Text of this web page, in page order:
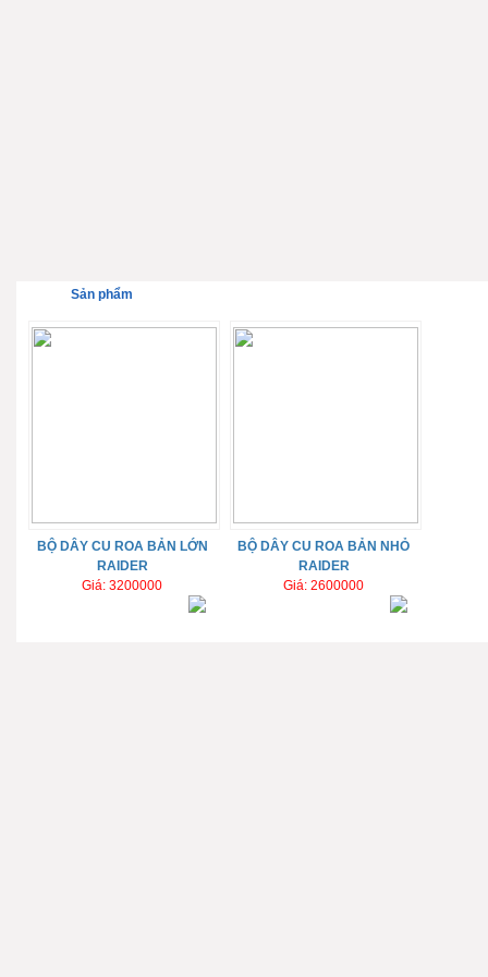
Sản phẩm
BỘ DÂY CU ROA BẢN LỚN
RAIDER
Giá: 3200000
BỘ DÂY CU ROA BẢN NHỎ
RAIDER
Giá: 2600000